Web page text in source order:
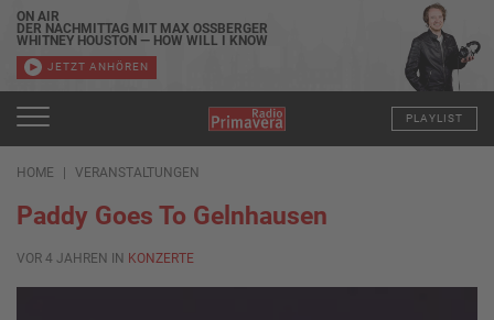
ON AIR
DER NACHMITTAG MIT MAX OSSBERGER
WHITNEY HOUSTON — HOW WILL I KNOW
JETZT ANHÖREN
PLAYLIST
HOME VERANSTALTUNGEN
Paddy Goes To Gelnhausen
VOR 4 JAHREN IN KONZERTE